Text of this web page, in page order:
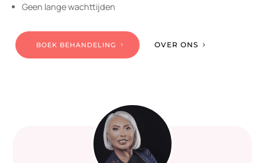
Geen lange wachttijden
BOEK BEHANDELING OVER ONS